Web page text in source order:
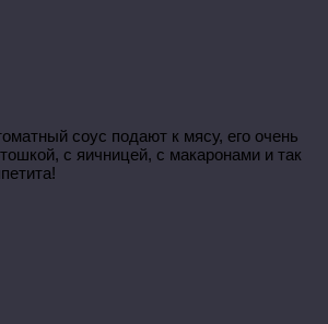
соус подают к мясу, его очень
с яичницей, с макаронами и так